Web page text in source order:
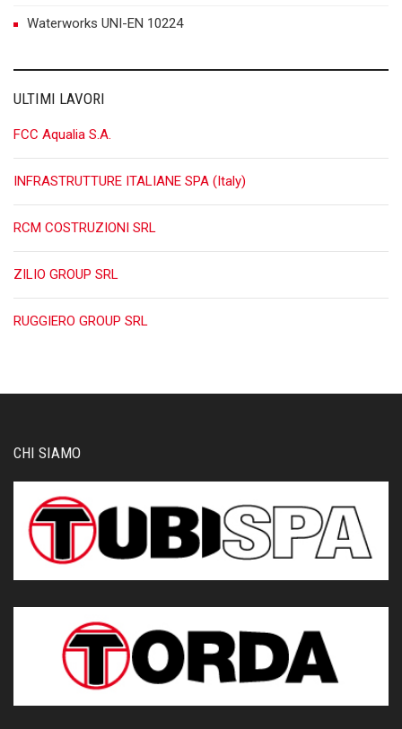
Waterworks UNI-EN 10224
ULTIMI LAVORI
FCC Aqualia S.A.
INFRASTRUTTURE ITALIANE SPA (Italy)
RCM COSTRUZIONI SRL
ZILIO GROUP SRL
RUGGIERO GROUP SRL
CHI SIAMO